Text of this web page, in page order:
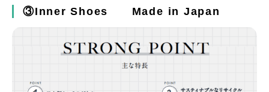
③Inner Shoes Made in Japan